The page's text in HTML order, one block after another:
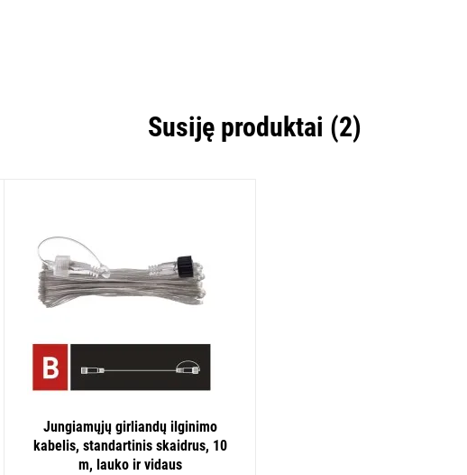
Susiję produktai (2)
Jungiamųjų girliandų ilginimo
kabelis, standartinis skaidrus, 10
m, lauko ir vidaus